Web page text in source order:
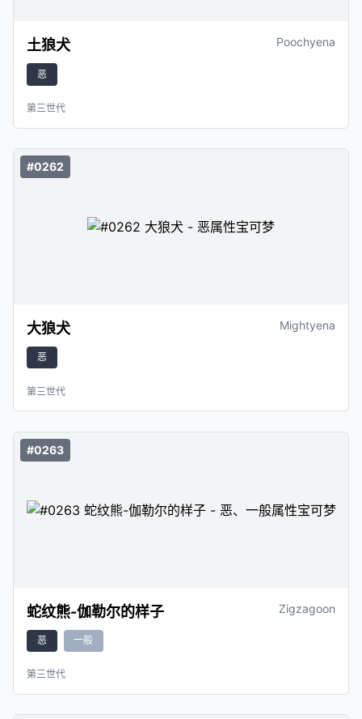
土狼犬 Poochyena
恶
第三世代
#0262
大狼犬 Mightyena
恶
第三世代
#0263
蛇纹熊-伽勒尔的样子 Zigzagoon
恶 一般
第三世代